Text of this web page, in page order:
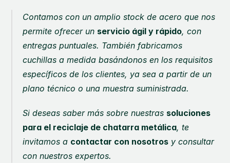
Contamos con un amplio stock de acero que nos
permite ofrecer un servicio ágil y rápido, con
entregas puntuales. También fabricamos
cuchillas a medida basándonos en los requisitos
específicos de los clientes, ya sea a partir de un
plano técnico o una muestra suministrada.
Si deseas saber más sobre nuestras soluciones
para el reciclaje de chatarra metálica, te
invitamos a contactar con nosotros y consultar
con nuestros expertos.